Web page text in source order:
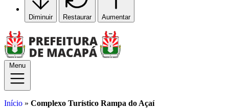
Diminuir Restaurar Aumentar
Menu
Início » Complexo Turístico Rampa do Açaí